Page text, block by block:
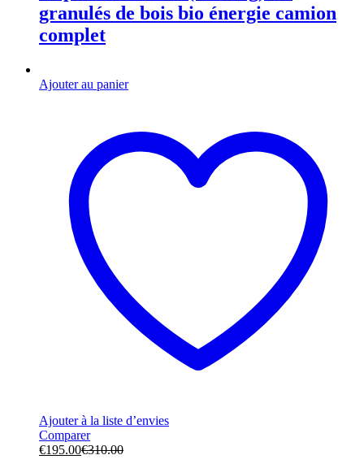
granulés de bois bio énergie camion
complet
Ajouter au panier
Ajouter à la liste d’envies
Comparer
€195.00€310.00